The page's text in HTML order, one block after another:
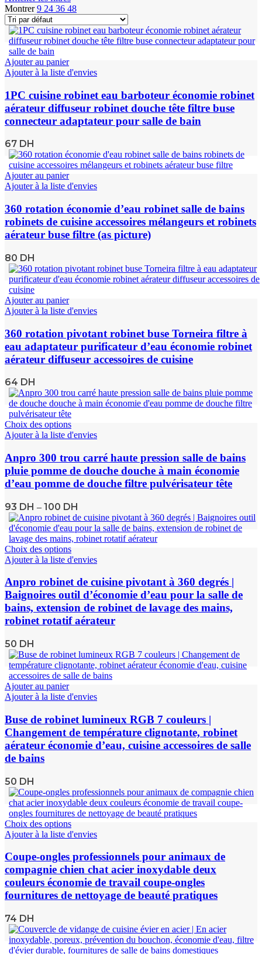
Montrer9 24 36 48
Ajouter au panier
Ajouter à la liste d'envies
1PC cuisine robinet eau barboteur économie robinet
aérateur diffuseur robinet douche tête filtre buse
connecteur adaptateur pour salle de bain
67 DH
Ajouter au panier
Ajouter à la liste d'envies
360 rotation économie d’eau robinet salle de bains
robinets de cuisine accessoires mélangeurs et robinets
aérateur buse filtre (as picture)
80 DH
Ajouter au panier
Ajouter à la liste d'envies
360 rotation pivotant robinet buse Torneira filtre à
eau adaptateur purificateur d’eau économie robinet
aérateur diffuseur accessoires de cuisine
64 DH
Choix des options
Ajouter à la liste d'envies
Anpro 300 trou carré haute pression salle de bains
pluie pomme de douche douche à main économie
d’eau pomme de douche filtre pulvérisateur tête
93 DH – 100 DH
Choix des options
Ajouter à la liste d'envies
Anpro robinet de cuisine pivotant à 360 degrés |
Baignoires outil d’économie d’eau pour la salle de
bains, extension de robinet de lavage des mains,
robinet rotatif aérateur
50 DH
Ajouter au panier
Ajouter à la liste d'envies
Buse de robinet lumineux RGB 7 couleurs |
Changement de température clignotante, robinet
aérateur économie d’eau, cuisine accessoires de salle
de bains
50 DH
Choix des options
Ajouter à la liste d'envies
Coupe-ongles professionnels pour animaux de
compagnie chien chat acier inoxydable deux
couleurs économie de travail coupe-ongles
fournitures de nettoyage de beauté pratiques
74 DH